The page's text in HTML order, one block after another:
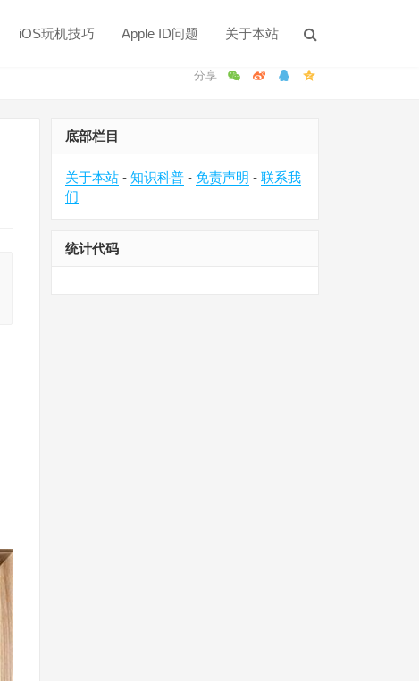
iOS玩机技巧 Apple ID问题 关于本站
底部栏目
关于本站 - 知识科普 - 免责声明 - 联系我
们
统计代码